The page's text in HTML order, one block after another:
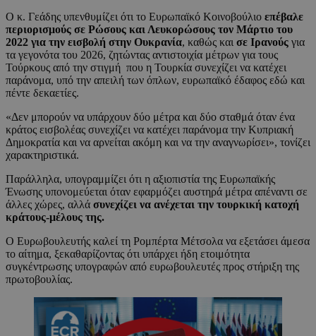
Ο κ. Γεάδης υπενθυμίζει ότι το Ευρωπαϊκό Κοινοβούλιο επέβαλε
περιορισμούς σε Ρώσους και Λευκορώσους τον Μάρτιο του
2022 για την εισβολή στην Ουκρανία, καθώς και σε Ιρανούς για
τα γεγονότα του 2026, ζητώντας αντιστοιχία μέτρων για τους
Τούρκους από την στιγμή που η Τουρκία συνεχίζει να κατέχει
παράνομα, υπό την απειλή των όπλων, ευρωπαϊκό έδαφος εδώ και
πέντε δεκαετίες.
«Δεν μπορούν να υπάρχουν δύο μέτρα και δύο σταθμά όταν ένα
κράτος εισβολέας συνεχίζει να κατέχει παράνομα την Κυπριακή
Δημοκρατία και να αρνείται ακόμη και να την αναγνωρίσει», τονίζει
χαρακτηριστικά.
Παράλληλα, υπογραμμίζει ότι η αξιοπιστία της Ευρωπαϊκής
Ένωσης υπονομεύεται όταν εφαρμόζει αυστηρά μέτρα απέναντι σε
άλλες χώρες, αλλά συνεχίζει να ανέχεται την τουρκική κατοχή
κράτους-μέλους της.
Ο Ευρωβουλευτής καλεί τη Ρομπέρτα Μέτσολα να εξετάσει άμεσα
το αίτημα, ξεκαθαρίζοντας ότι υπάρχει ήδη ετοιμότητα
συγκέντρωσης υπογραφών από ευρωβουλευτές προς στήριξη της
πρωτοβουλίας.